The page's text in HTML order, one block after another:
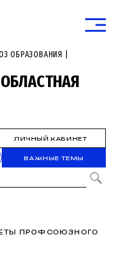
ОБРАЗОВАНИЯ |
ЛИЧНЫЙ КАБИНЕТ
ВАЖНЫЕ ТЕМЫ
ПРОФСОЮЗНОГО